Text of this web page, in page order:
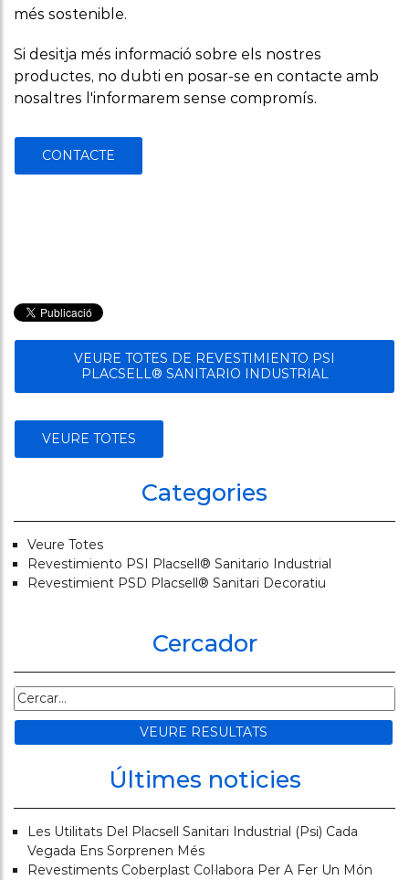
més sostenible.
Si desitja més informació sobre els nostres
productes, no dubti en posar-se en contacte amb
nosaltres l'informarem sense compromís.
CONTACTE
VEURE TOTES DE REVESTIMIENTO PSI
PLACSELL® SANITARIO INDUSTRIAL
VEURE TOTES
Categories
Veure Totes
Revestimiento PSI Placsell® Sanitario Industrial
Revestimient PSD Placsell® Sanitari Decoratiu
Cercador
Últimes noticies
Les Utilitats Del Placsell Sanitari Industrial (psi) Cada
Vegada Ens Sorprenen Més
Revestiments Coberplast Col·labora Per A Fer Un Món